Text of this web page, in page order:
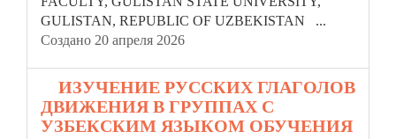
GULISTAN, REPUBLIC OF UZBEKISTAN ...
Создано 20 апреля 2026
ИЗУЧЕНИЕ РУССКИХ ГЛАГОЛОВ
ДВИЖЕНИЯ В ГРУППАХ С
УЗБЕКСКИМ ЯЗЫКОМ ОБУЧЕНИЯ